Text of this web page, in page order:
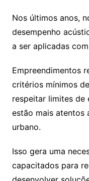
Nos últimos anos,
desempenho
a ser aplicadas
Empreendimentos
critérios mínimos
respeitar limites de
estão mais atentos
urbano.
Isso gera uma
capacitados para